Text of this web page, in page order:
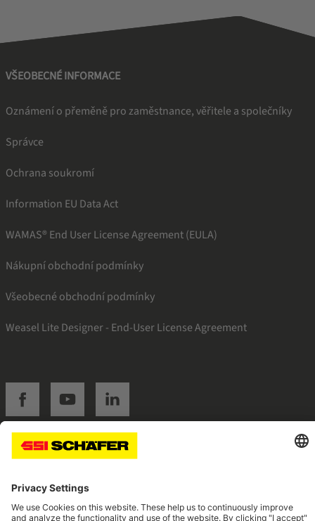
VŠEOBECNÉ INFORMACE
Oznámení o přeměně pro zaměstnance, věřitele a společníky
Správce
Ochrana soukromí
Information EU Data Act
WAMAS® End User License Agreement (EULA)
Nákupní obchodní podmínky
Všeobecné obchodní podmínky
Weasel Lite Designer - End-User License Agreement
SSI facebookSSI youtubeSSI linkedin
Navigate to home page